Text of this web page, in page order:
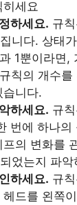
히세요
하세요. 규
니다. 상태
1뿐이라면,
칙의 개수를
습니다.
하세요. 규
번에 하나의
의 변화를
었는지 파악
하세요. 규
드를 왼쪽